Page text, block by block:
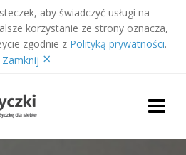
aby świadczyć usługi na
korzystanie ze strony oznacza,
zgodnie z Polityką prywatności.
Zamknij ×